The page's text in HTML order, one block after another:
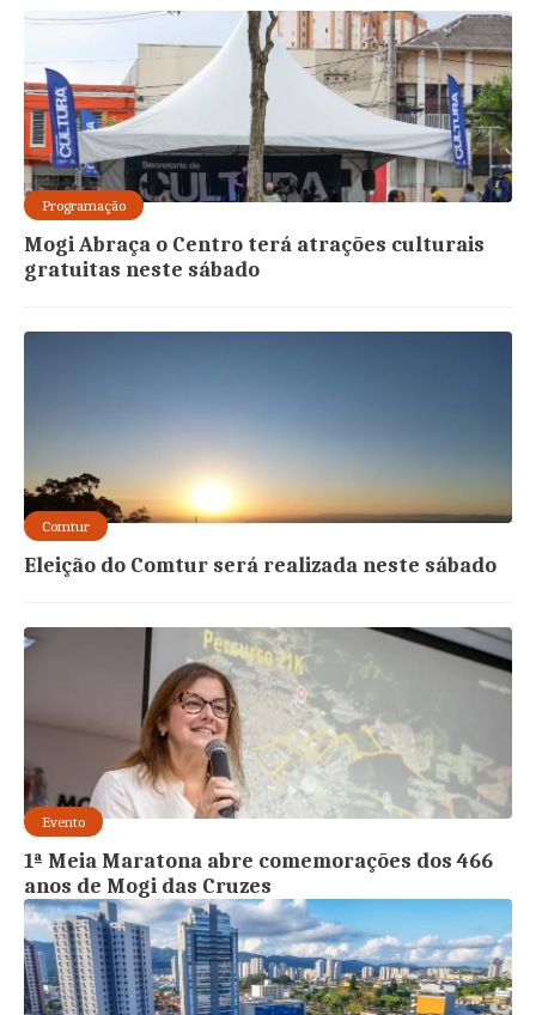
Programação
Mogi Abraça o Centro terá atrações culturais
gratuitas neste sábado
Comtur
Eleição do Comtur será realizada neste sábado
Evento
1ª Meia Maratona abre comemorações dos 466
anos de Mogi das Cruzes